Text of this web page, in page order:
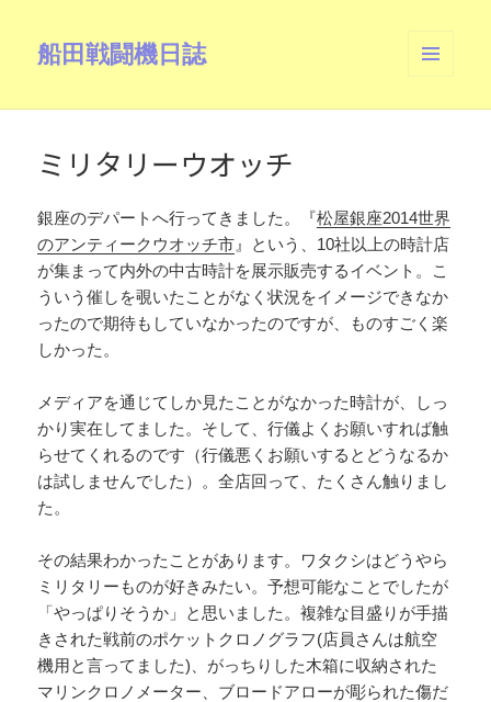
船田戦闘機日誌
ーとウ
ミリタリーウオッチ
銀座のデパートへ行ってきました。『松屋銀座2014世界
のアンティークウオッチ市 』という、10社以上の時計店
が集まって内外の中古時計を展示販売するイベント。こ
ういう催しを覗いたことがなく状況をイメージできなか
ったので期待もしていなかったのですが、ものすごく楽
しかった。
メディアを通じてしか見たことがなかった時計が、しっ
かり実在してました。そして、行儀よくお願いすれば触
らせてくれるのです（行儀悪くお願いするとどうなるか
は試しませんでした）。全店回って、たくさん触りまし
た。
その結果わかったことがあります。ワタクシはどうやら
ミリタリーものが好きみたい。予想可能なことでしたが
「やっぱりそうか」と思いました。複雑な目盛りが手描
きされた戦前のポケットクロノグラフ(店員さんは航空
機用と言ってました)、がっちりした木箱に収納された
マリンクロノメーター、ブロードアローが彫られた傷だ